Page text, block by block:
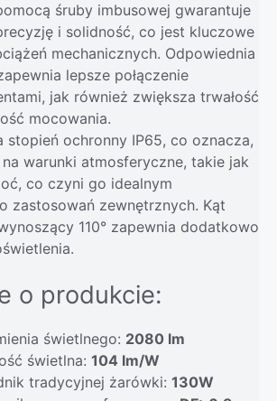
śruby imbusowej gwarantuje
i solidność, co jest kluczowe
mechanicznych. Odpowiednia
lepsze połączenie
jak również zwiększa trwałość
mocowania.
stopień ochronny IP65, co oznacza,
warunki atmosferyczne, takie jak
co czyni go idealnym
zastosowań zewnętrznych. Kąt
110° zapewnia dodatkowo
o produkcie:
świetlnego: 2080 lm
świetlna: 104 lm/W
tradycyjnej żarówki: 130W